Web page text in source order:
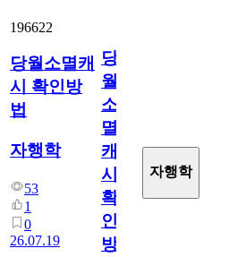
196622
당월소멸캐
시 확인방
법
자행학
53
1
0
26.07.19
당
월
소
멸
캐
시
확
인
방
자행학